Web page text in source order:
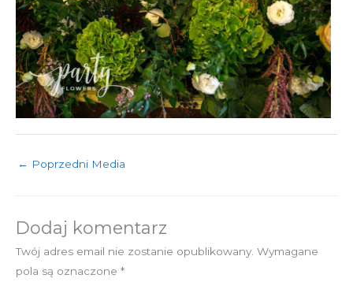
← Poprzedni Media
Dodaj komentarz
Twój adres email nie zostanie opublikowany. Wymagane
pola są oznaczone *